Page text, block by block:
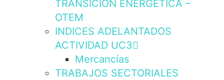
TRANSICIÓN ENERGÉTICA –
OTEM
INDICES ADELANTADOS
ACTIVIDAD UC3
Mercancías
TRABAJOS SECTORIALES